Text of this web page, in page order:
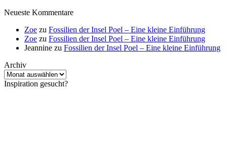
Neueste Kommentare
Zoe zu Fossilien der Insel Poel – Eine kleine Einführung
Zoe zu Fossilien der Insel Poel – Eine kleine Einführung
Jeannine zu Fossilien der Insel Poel – Eine kleine Einführung
Archiv
Archiv
Inspiration gesucht?